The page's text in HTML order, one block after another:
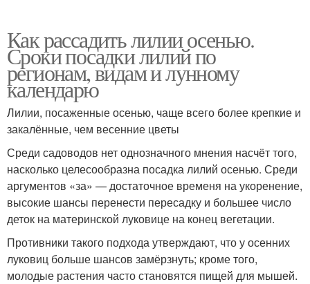
Как рассадить лилии осенью.
Сроки посадки лилий по
регионам, видам и лунному
календарю
Лилии, посаженные осенью, чаще всего более крепкие и
закалённые, чем весенние цветы
Среди садоводов нет однозначного мнения насчёт того,
насколько целесообразна посадка лилий осенью. Среди
аргументов «за» — достаточное временя на укоренение,
высокие шансы перенести пересадку и большее число
деток на материнской луковице на конец вегетации.
Противники такого подхода утверждают, что у осенних
луковиц больше шансов замёрзнуть; кроме того,
молодые растения часто становятся пищей для мышей.